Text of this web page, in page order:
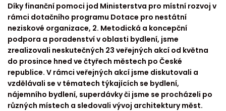
Díky finanční pomoci jod Ministerstva pro místní rozvoj v
rámci dotačního programu Dotace pro nestátní
neziskové organizace, 2. Metodická a koncepční
podpora a poradenství v oblasti bydlení, jsme
zrealizovali neskutečných 23 veřejných akcí od května
do prosince hned ve čtyřech městech po České
republice. V rámci veřejných akcí jsme diskutovali a
vzdělávali se v tématech týkajících se bydlení,
nájemního bydlení, superdávky či jsme se procházeli po
různých místech a sledovali vývoj architektury měst.